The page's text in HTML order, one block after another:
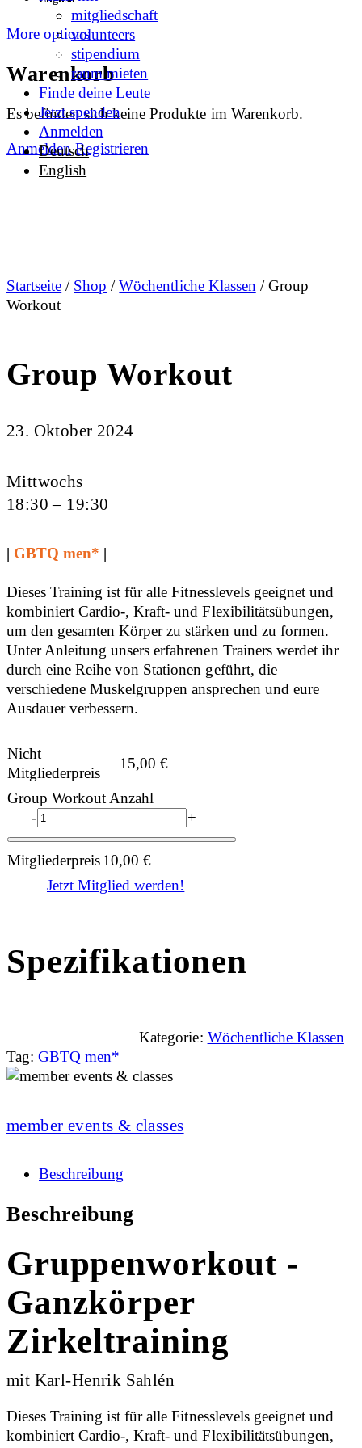
More options
Warenkorb
Es befinden sich keine Produkte im Warenkorb.
Anmelden Registrieren
mitgliedschaft
volunteers
stipendium
raum mieten
Finde deine Leute
Jetzt spenden
Anmelden
Deutsch
English
Startseite / Shop /Wöchentliche Klassen/ Group
Workout
Group Workout
23. Oktober 2024
Mittwochs
18:30 – 19:30
| GBTQ men* |
Dieses Training ist für alle Fitnesslevels geeignet und
kombiniert Cardio-, Kraft- und Flexibilitätsübungen,
um den gesamten Körper zu stärken und zu formen.
Unter Anleitung unsers erfahrenen Trainers werdet ihr
durch eine Reihe von Stationen geführt, die
verschiedene Muskelgruppen ansprechen und eure
Ausdauer verbessern.
Nicht
Mitgliederpreis
15,00€
Group Workout Anzahl
-
+
Mitgliederpreis10,00€
Jetzt Mitglied werden!
Spezifikationen
Kategorie: Wöchentliche Klassen
Tag: GBTQ men*
member events & classes
Beschreibung
Beschreibung
Gruppenworkout -
Ganzkörper
Zirkeltraining
mit Karl-Henrik Sahlén
Dieses Training ist für alle Fitnesslevels geeignet und
kombiniert Cardio-, Kraft- und Flexibilitätsübungen,